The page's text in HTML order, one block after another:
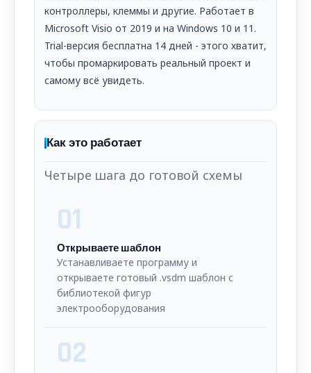
контроллеры, клеммы и другие. Работает в
Microsoft Visio от 2019 и на Windows 10 и 11.
Trial-версия бесплатна 14 дней - этого хватит,
чтобы промаркировать реальный проект и
самому всё увидеть.
Как это работает
Четыре шага до готовой схемы
01
Открываете шаблон
Устанавливаете программу и
открываете готовый .vsdm шаблон с
библиотекой фигур
электрооборудования
02